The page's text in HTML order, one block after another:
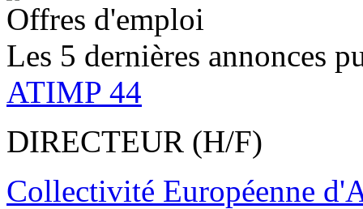
Offres d'emploi
Les 5 dernières annonces
ATIMP 44
DIRECTEUR (H/F)
Collectivité Européenne